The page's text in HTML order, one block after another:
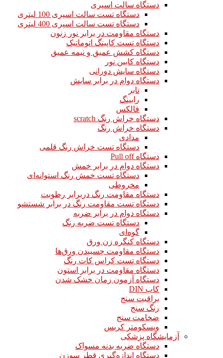
دستگاه سالت اسپری
دستگاه تست سالت اسپری 100 لیتری
دستگاه تست سالت اسپری 400 لیتری
دستگاه مقاومت در برابر نور زنون
دستگاه تست کاپینگ اتوماتیک
دستگاه کشش عمیق و نیمه عمیق
دستگاه کابین نور
دستگاه سایش دورانی
دستگاه دوام در برابر سایش
تابر
رابینگ
فالکس
دستگاه خراش رنگ scratch
دستگاه خراش رنگ
مدادی
دستگاه تست خراش رنگ قلمی
دستگاه Pull off
دستگاه دوام در برابر خمش
دستگاه تست خمش رنگ استوانه‌ای
مخروطی
دستگاه مقاومت رنگ دربرابر رطوبت
دستگاه تست مقاومت رنگ در برابر شستشو
دستگاه دوام در برابر ضربه
دستگاه تست ضربه رنگ
گوه‌ای
دستگاه کنگره زن ورق
دستگاه مقاومت چسبیدن ورق‌ها
دستگاه تست کراس کات رنگ
دستگاه مقاومت در برابر استون
دستگاه آزمون زمان خشک شدن
کاپ DIN
براقیت سنج
رنگ سنج
ضخامت سنج
ویسکومتر کربس
آزمایشگاه پزشکی
دستگاه ضربه بدنه مسواک
دستگاه اندازه‌گیری قطر سوزن